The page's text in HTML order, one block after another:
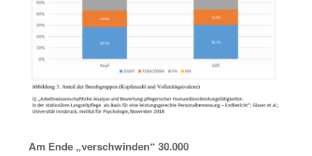
Am Ende „ver­schwin­den“ 30.000